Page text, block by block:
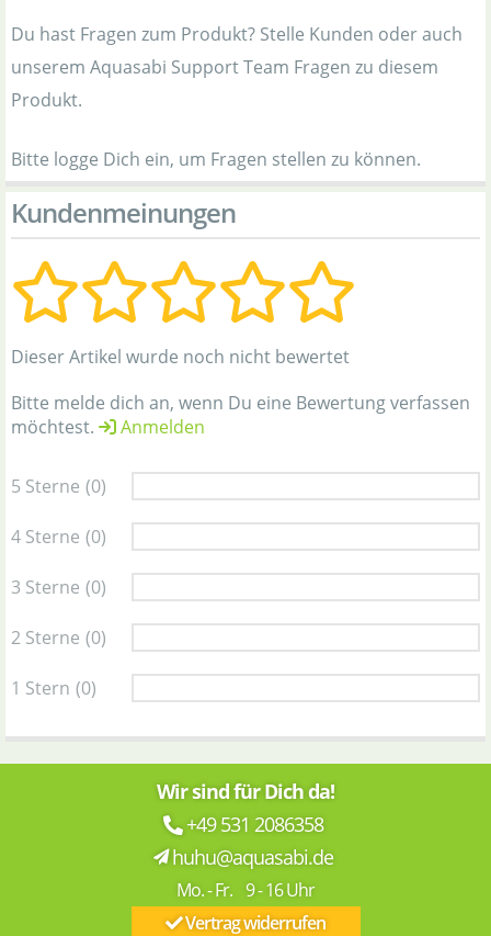
Du hast Fragen zum Produkt? Stelle Kunden oder auch
unserem Aquasabi Support Team Fragen zu diesem
Produkt.
Bitte logge Dich ein, um Fragen stellen zu können.
Kundenmeinungen
Dieser Artikel wurde noch nicht bewertet
Bitte melde dich an, wenn Du eine Bewertung verfassen
möchtest.
Anmelden
5 Sterne (0)
4 Sterne (0)
3 Sterne (0)
2 Sterne (0)
1 Stern (0)
Wir sind für Dich da!
+49 531 2086358
huhu@aquasabi.de
Mo. - Fr. 9 - 16 Uhr
Vertrag widerrufen